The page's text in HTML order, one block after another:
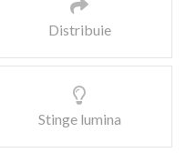
Distribuie
Stinge lumina